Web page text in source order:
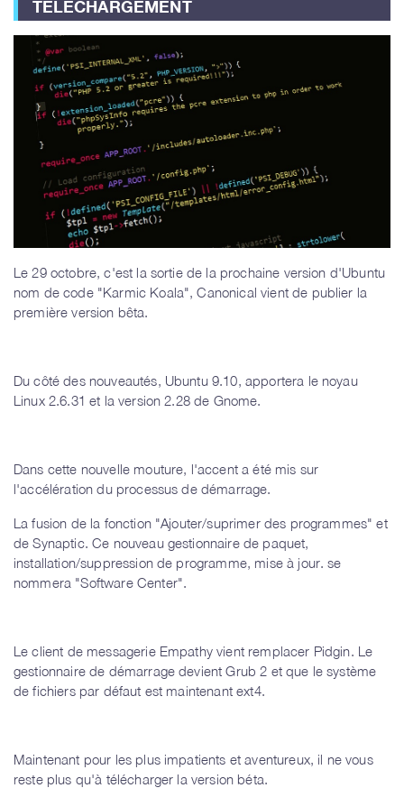
TÉLÉCHARGEMENT
Le 29 octobre, c'est la sortie de la prochaine version d'Ubuntu
nom de code "Karmic Koala", Canonical vient de publier la
première version bêta.
Du côté des nouveautés, Ubuntu 9.10, apportera le noyau
Linux 2.6.31 et la version 2.28 de Gnome.
Dans cette nouvelle mouture, l'accent a été mis sur
l'accélération du processus de démarrage.
La fusion de la fonction "Ajouter/suprimer des programmes" et
de Synaptic. Ce nouveau gestionnaire de paquet,
installation/suppression de programme, mise à jour. se
nommera "Software Center".
Le client de messagerie Empathy vient remplacer Pidgin. Le
gestionnaire de démarrage devient Grub 2 et que le système
de fichiers par défaut est maintenant ext4.
Maintenant pour les plus impatients et aventureux, il ne vous
reste plus qu'à télécharger la version béta.